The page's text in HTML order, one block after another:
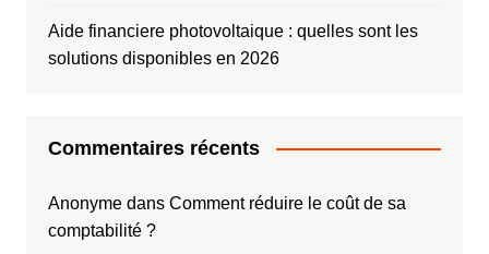
Aide financiere photovoltaique : quelles sont les
solutions disponibles en 2026
Commentaires récents
Anonymedans Comment réduire le coût de sa
comptabilité ?